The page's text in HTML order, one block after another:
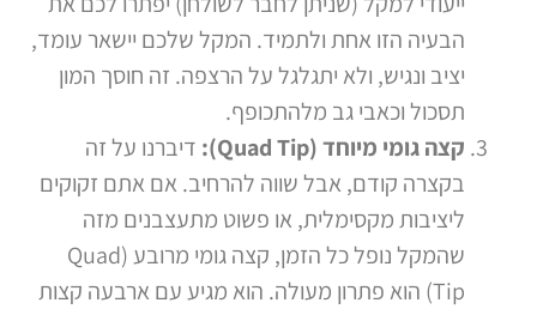
הבעיה הזו אחת ולתמיד. המקל שלכם יישאר עומד,
יציב ונגיש, ולא יתגלגל על הרצפה. זה חוסך המון
תסכול וכאבי גב מלהתכופף.
קצה גומי מיוחד (Quad Tip):
דיברנו על זה
בקצרה קודם, אבל שווה להרחיב. אם אתם זקוקים
ליציבות מקסימלית, או פשוט מתעצבנים מזה
שהמקל נופל כל הזמן, קצה גומי מרובע (Quad
Tip) הוא פתרון מעולה. הוא מגיע עם ארבעה קצות